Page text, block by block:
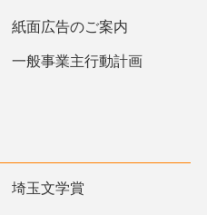
紙面広告のご案内
一般事業主行動計画
埼玉文学賞